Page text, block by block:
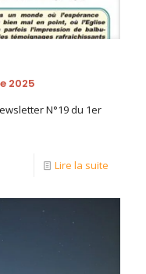
2025
N°19 du 1er
Lire la suite